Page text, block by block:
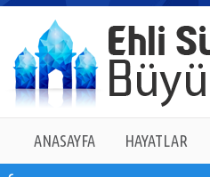
ANASAYFA HAYATLAR